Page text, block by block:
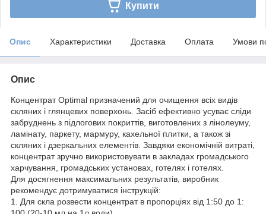
Купити
Опис Характеристики Доставка Оплата Умови
Опис
Концентрат Optimal призначений для очищення всіх видів
скляних і глянцевих поверхонь. Засіб ефективно усуває сліди
забруднень з підлогових покриттів, виготовлених з лінолеуму,
ламінату, паркету, мармуру, кахельної плитки, а також зі
скляних і дзеркальних елементів. Завдяки економічній витраті,
концентрат зручно використовувати в закладах громадського
харчування, громадських установах, готелях і готелях.
Для досягнення максимальних результатів, виробник
рекомендує дотримуватися інструкцій:
1. Для скла розвести концентрат в пропорціях від 1:50 до 1: